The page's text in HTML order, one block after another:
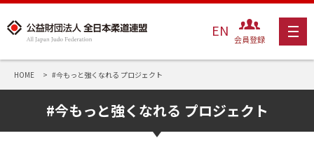
EN 会員登録
HOME #今もっと強くなれる プロジェクト
#今もっと強くなれる プロジェクト